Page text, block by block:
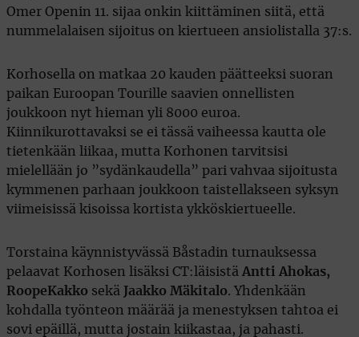
Omer Openin 11. sijaa onkin kiittäminen siitä, että
nummelalaisen sijoitus on kiertueen ansiolistalla 37:s.
Korhosella on matkaa 20 kauden päätteeksi suoran
paikan Euroopan Tourille saavien onnellisten
joukkoon nyt hieman yli 8000 euroa.
Kiinnikurottavaksi se ei tässä vaiheessa kautta ole
tietenkään liikaa, mutta Korhonen tarvitsisi
mielellään jo ”sydänkaudella” pari vahvaa sijoitusta
kymmenen parhaan joukkoon taistellakseen syksyn
viimeisissä kisoissa kortista ykköskiertueelle.
Torstaina käynnistyvässä Båstadin turnauksessa
pelaavat Korhosen lisäksi CT:läisistä Antti Ahokas,
Roope Kakko sekä Jaakko Mäkitalo. Yhdenkään
kohdalla työnteon määrää ja menestyksen tahtoa ei
sovi epäillä, mutta jostain kiikastaa, ja pahasti.